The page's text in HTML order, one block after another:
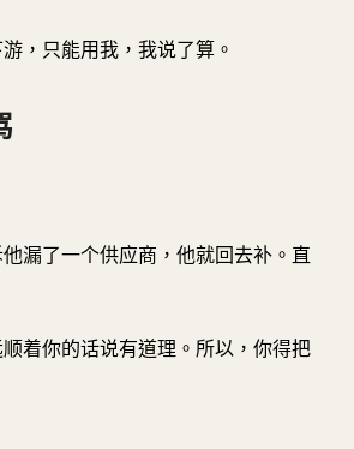
，只能用我，我说了算。
漏了一个供应商，他就回去补。直
着你的话说有道理。所以，你得把